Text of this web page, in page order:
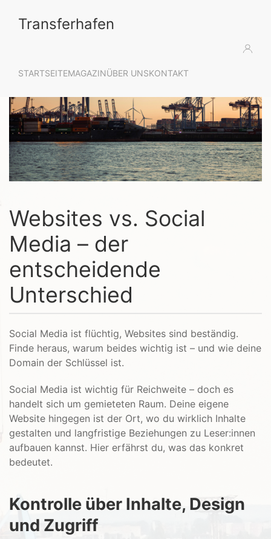
Transferhafen
STARTSEITEMAGAZINÜBER UNSKONTAKT
Websites vs. Social
Media – der
entscheidende
Unterschied
Social Media ist flüchtig, Websites sind beständig.
Finde heraus, warum beides wichtig ist – und wie deine
Domain der Schlüssel ist.
Social Media ist wichtig für Reichweite – doch es
handelt sich um gemieteten Raum. Deine eigene
Website hingegen ist der Ort, wo du wirklich Inhalte
gestalten und langfristige Beziehungen zu Leser:innen
aufbauen kannst. Hier erfährst du, was das konkret
bedeutet.
Kontrolle über Inhalte, Design
und Zugriff